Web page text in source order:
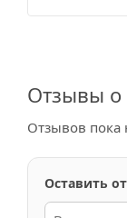
Отзывы о
Отзывов пока
Оставить